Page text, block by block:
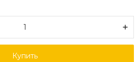
Купить